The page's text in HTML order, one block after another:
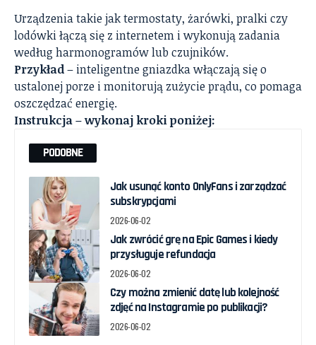
Urządzenia takie jak termostaty, żarówki, pralki czy
lodówki łączą się z internetem i wykonują zadania
według harmonogramów lub czujników.
Przykład– inteligentne gniazdka włączają się o
ustalonej porze i monitorują zużycie prądu, co pomaga
oszczędzać energię.
Instrukcja – wykonaj kroki poniżej:
PODOBNE
Jak usunąć konto OnlyFans i zarządzać
subskrypcjami
2026-06-02
Jak zwrócić grę na Epic Games i kiedy
przysługuje refundacja
2026-06-02
Czy można zmienić datę lub kolejność
zdjęć na Instagramie po publikacji?
2026-06-02